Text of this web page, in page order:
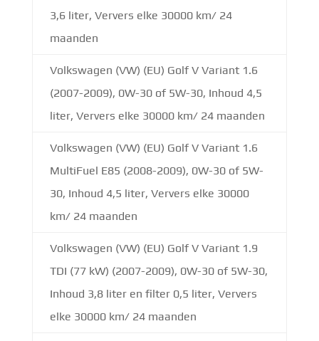
3,6 liter, Ververs elke 30000 km/ 24
maanden
Volkswagen (VW) (EU) Golf V Variant 1.6
(2007-2009), 0W-30 of 5W-30, Inhoud 4,5
liter, Ververs elke 30000 km/ 24 maanden
Volkswagen (VW) (EU) Golf V Variant 1.6
MultiFuel E85 (2008-2009), 0W-30 of 5W-
30, Inhoud 4,5 liter, Ververs elke 30000
km/ 24 maanden
Volkswagen (VW) (EU) Golf V Variant 1.9
TDI (77 kW) (2007-2009), 0W-30 of 5W-30,
Inhoud 3,8 liter en filter 0,5 liter, Ververs
elke 30000 km/ 24 maanden